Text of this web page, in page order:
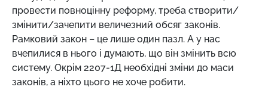
провести повноцінну реформу, треба створити/
змінити/зачепити величезний обсяг законів.
Рамковий закон – це лише один пазл. А у нас
вчепилися в нього і думають, що він змінить всю
систему. Окрім 2207-1Д необхідні зміни до маси
законів, а ніхто цього не хоче робити.